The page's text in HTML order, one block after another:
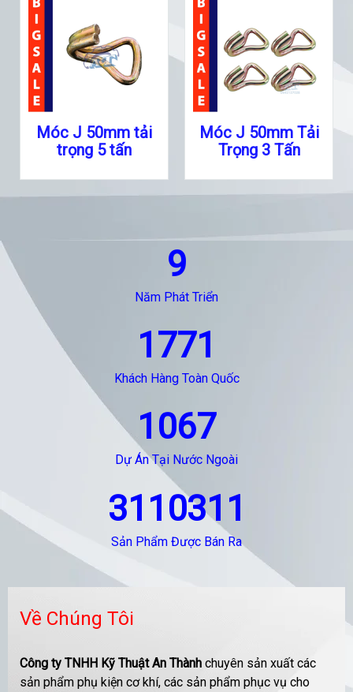
Móc J 50mm tải
trọng 5 tấn
Móc J 50mm Tải
Trọng 3 Tấn
9
Năm Phát Triển
1771
Khách Hàng Toàn Quốc
1067
Dự Án Tại Nước Ngoài
3110311
Sản Phẩm Được Bán Ra
Về Chúng Tôi
Công ty TNHH Kỹ Thuật An Thành chuyên sản xuất các
sản phẩm phụ kiện cơ khí, các sản phẩm phục vụ cho